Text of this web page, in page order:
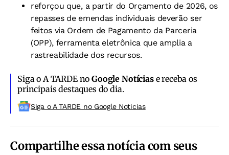
reforçou que, a partir do Orçamento de 2026, os
repasses de emendas individuais deverão ser
feitos via Ordem de Pagamento da Parceria
(OPP), ferramenta eletrônica que amplia a
rastreabilidade dos recursos.
Siga o A TARDE noGoogle Notíciase receba os
principais destaques do dia.
Siga o A TARDE no Google Noticias
Compartilhe essa notícia com seus